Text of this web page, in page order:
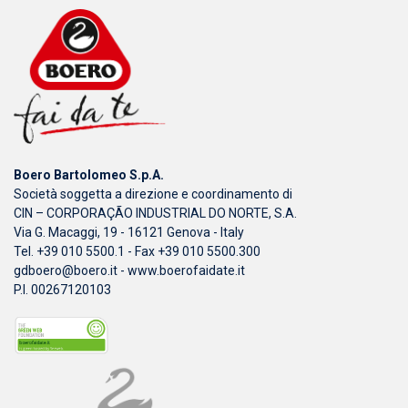
Boero Bartolomeo S.p.A.
Società soggetta a direzione e coordinamento di
CIN – CORPORAÇÃO INDUSTRIAL DO NORTE, S.A.
Via G. Macaggi, 19 - 16121 Genova - Italy
Tel. +39 010 5500.1 - Fax +39 010 5500.300
gdboero@boero.it - www.boerofaidate.it
P.I. 00267120103